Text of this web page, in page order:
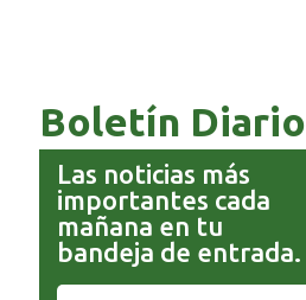
Boletín Diario
Las noticias más
importantes cada
mañana en tu
bandeja de entrada.